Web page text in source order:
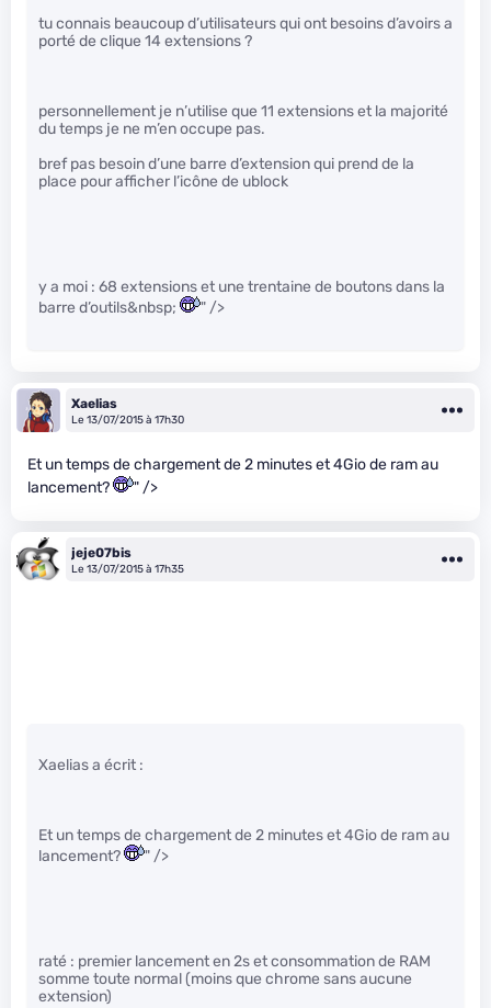
tu connais beaucoup d’utilisateurs qui ont besoins d’avoirs a
porté de clique 14 extensions ?
personnellement je n’utilise que 11 extensions et la majorité
du temps je ne m’en occupe pas.
bref pas besoin d’une barre d’extension qui prend de la
place pour afficher l’icône de ublock
y a moi : 68 extensions et une trentaine de boutons dans la
barre d’outils&nbsp;
" />
Xaelias
Le 13/07/2015 à 17h30
Et un temps de chargement de 2 minutes et 4Gio de ram au
lancement?
" />
jeje07bis
Le 13/07/2015 à 17h35
Xaelias a écrit :
Et un temps de chargement de 2 minutes et 4Gio de ram au
lancement?
" />
raté : premier lancement en 2s et consommation de RAM
somme toute normal (moins que chrome sans aucune
extension)